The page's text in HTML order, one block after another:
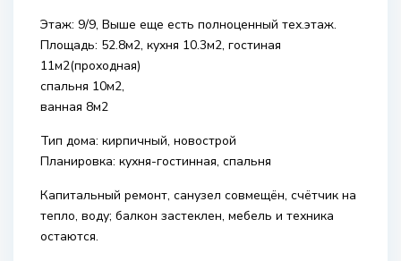
Этаж: 9/9, Выше еще есть полноценный тех.этаж.
Площадь: 52.8м2, кухня 10.3м2, гостиная
11м2(проходная)
спальня 10м2,
ванная 8м2
Тип дома: кирпичный, новострой
Планировка: кухня-гостинная, спальня
Капитальный ремонт, санузел совмещён, счётчик на
тепло, воду; балкон застеклен, мебель и техника
остаются.